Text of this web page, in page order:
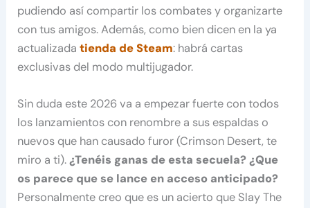
pudiendo así compartir los combates y organizarte
con tus amigos. Además, como bien dicen en la ya
actualizadatienda de Steam: habrá cartas
exclusivas del modo multijugador.
Sin duda este 2026 va a empezar fuerte con todos
los lanzamientos con renombre a sus espaldas o
nuevos que han causado furor (Crimson Desert, te
miro a ti).¿Tenéis ganas de esta secuela? ¿Que
os parece que se lance en acceso anticipado?
Personalmente creo que es un acierto que Slay The